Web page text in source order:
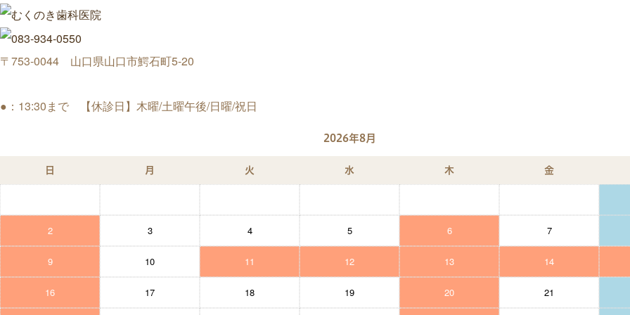
〒753-0044 山口県山口市鰐石町5-20
●：13:30まで 【休診日】木曜/土曜午後/日曜/祝日
2026年8月
日 月 火 水 木 金
2 3 4 5 6 7
9 10 11 12 13 14
16 17 18 19 20 21